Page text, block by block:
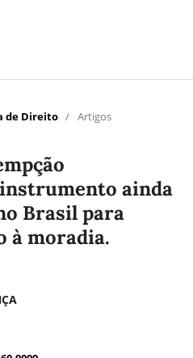
de Direito / Artigos
ainda
Brasil para
à moradia.